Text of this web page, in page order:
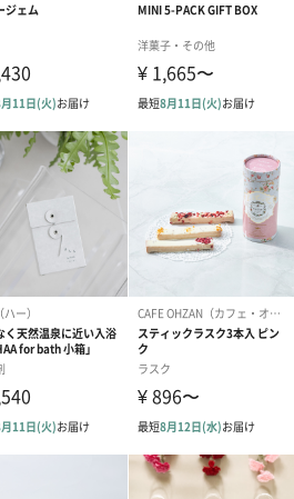
ダンボール装飾（チュ
ーリップ）（720円）
ダンボール装
イトピンク×
写真・グリーティング）
など、様々なシーンのメッセージカ
ザインは一部変更する場合がありま
写真付きメッセージカ
ード（Thank you）ピ
【誕生日】
Birthday ホワ